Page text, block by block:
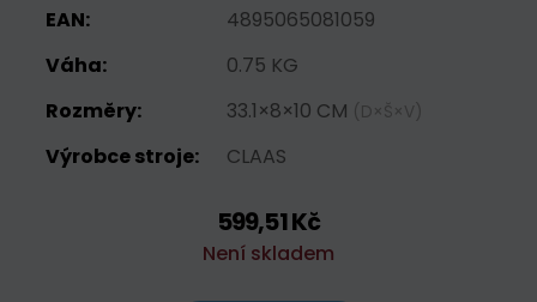
EAN:
4895065081059
Váha:
0.75 KG
Rozměry:
33.1×8×10 CM (D×Š×V)
Výrobce stroje: CLAAS
599,51 Kč
Není skladem